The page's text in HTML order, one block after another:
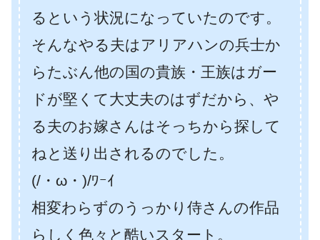
るという状況になっていたのです。
そんなやる夫はアリアハンの兵士か
らたぶん他の国の貴族・王族はガー
ドが堅くて大丈夫のはずだから、や
る夫のお嫁さんはそっちから探して
ねと送り出されるのでした。
(/・ω・)/ﾜｰｲ
相変わらずのうっかり侍さんの作品
らしく色々と酷いスタート。